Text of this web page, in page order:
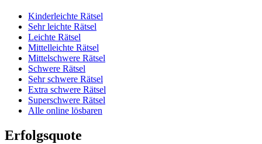
Kinderleichte Rätsel
Sehr leichte Rätsel
Leichte Rätsel
Mittelleichte Rätsel
Mittelschwere Rätsel
Schwere Rätsel
Sehr schwere Rätsel
Extra schwere Rätsel
Superschwere Rätsel
Alle online lösbaren
Erfolgsquote